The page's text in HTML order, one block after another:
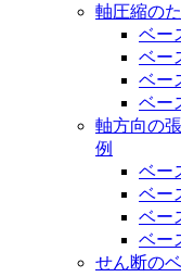
軸圧縮の
ベー
ベー
ベー
ベー
軸方向の
例
ベー
ベー
ベー
ベー
せん断の